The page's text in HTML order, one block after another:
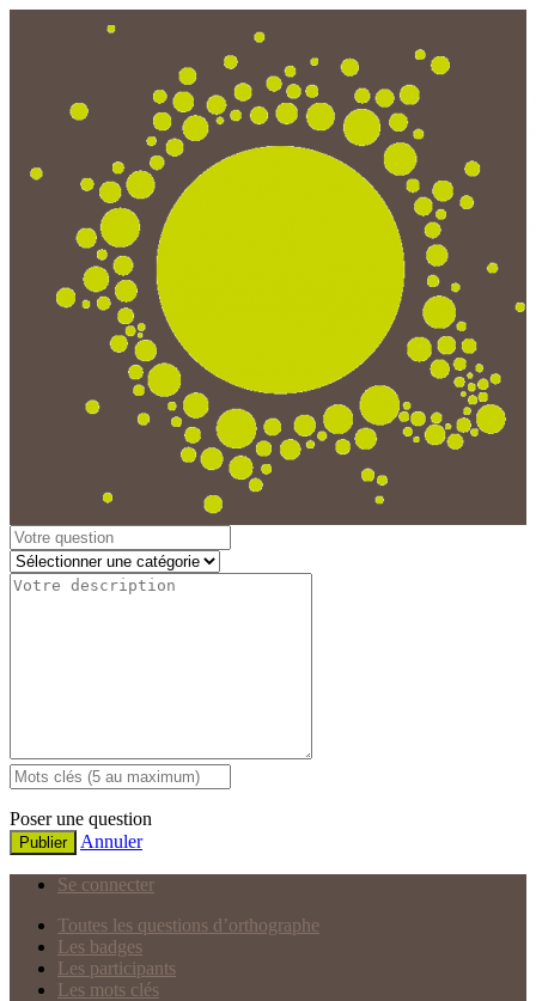
Poser une question
Publier Annuler
Se connecter
Toutes les questions d’orthographe
Les badges
Les participants
Les mots clés